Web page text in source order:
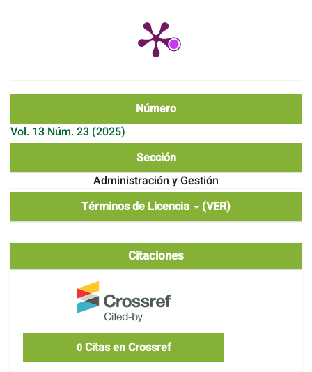
Número
Vol. 13 Núm. 23 (2025)
Sección
Administración y Gestión
Términos de Licencia
(VER)
Citaciones
0Citas en Crossref